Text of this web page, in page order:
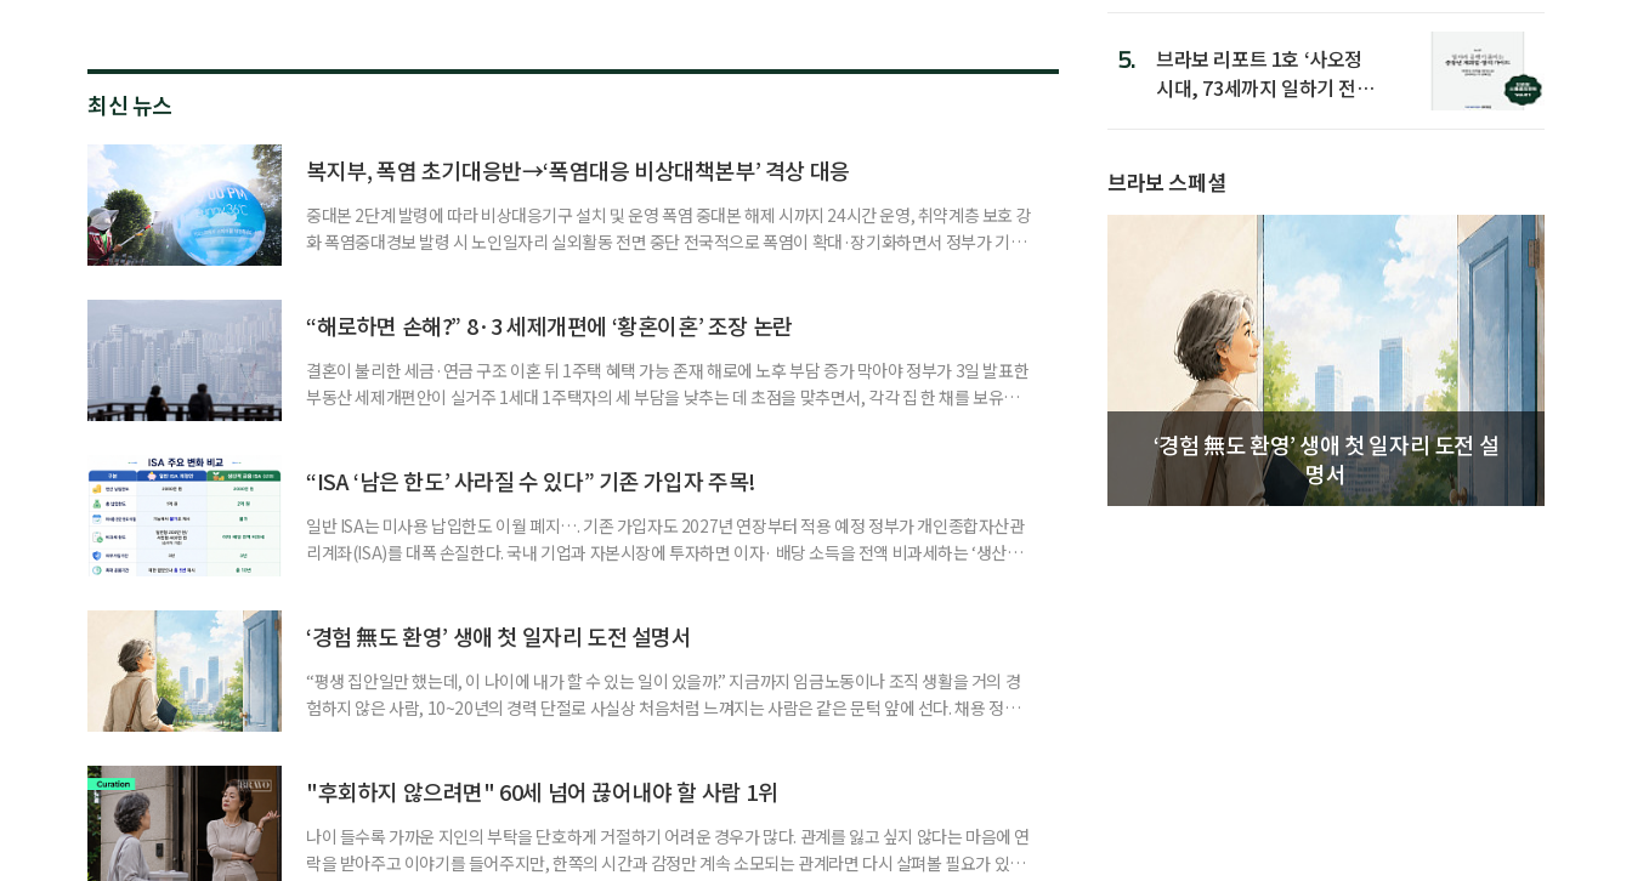
최신 뉴스
복지부, 폭염 초기대응반→‘폭염대응 비상대책본부’ 격상 대응
중대본 2단계 발령에 따라 비상대응기구 설치 및 운영 폭염 중대본 해제 시까지 24시간 운영, 취약계층 보호 강
화 폭염중대경보 발령 시 노인일자리 실외활동 전면 중단 전국적으로 폭염이 확대·장기화하면서 정부가 기존
책본부(중대본) 2단계(심각)가 발령된 이후에도 폭염이 전국적으로 확대되고 장기화한 데 따른 것이다. 기존에
“해로하면 손해?” 8·3 세제개편에 ‘황혼이혼’ 조장 논란
결혼이 불리한 세금·연금 구조 이혼 뒤 1주택 혜택 가능 존재 해로에 노후 부담 증가 막아야 정부가 3일 발표한
부동산 세제개편안이 실거주 1세대 1주택자의 세 부담을 낮추는 데 초점을 맞추면서, 각각 집 한 채를 보유한
부가 각자 집 한 채씩을 보유하면 한 세대가 두 채를 가진 것으로 보지만, 실제 이혼해 주거와 생계를 분
“ISA ‘남은 한도’ 사라질 수 있다” 기존 가입자 주목!
일반 ISA는 미사용 납입한도 이월 폐지…. 기존 가입자도 2027년 연장부터 적용 예정 정부가 개인종합자산관
리계좌(ISA)를 대폭 손질한다. 국내 기업과 자본시장에 투자하면 이자· 배당 소득을 전액 비과세하는 ‘생산적
기 때문이다. 지난 3일 발표된 세제개편안이 국회 통과 후 그대로 시행된다면 법 시행 전 본
‘경험 無도 환영’ 생애 첫 일자리 도전 설명서
“평생 집안일만 했는데, 이 나이에 내가 할 수 있는 일이 있을까.” 지금까지 임금노동이나 조직 생활을 거의 경
험하지 않은 사람, 10~20년의 경력 단절로 사실상 처음처럼 느껴지는 사람은 같은 문턱 앞에 선다. 채용 정보를
경험이 풍부한 고령자는 중요한 국가 자원이다. 박경하 한국노인인력개발원 선임연구위
"후회하지 않으려면" 60세 넘어 끊어내야 할 사람 1위
나이 들수록 가까운 지인의 부탁을 단호하게 거절하기 어려운 경우가 많다. 관계를 잃고 싶지 않다는 마음에 연
락을 받아주고 이야기를 들어주지만, 한쪽의 시간과 감정만 계속 소모되는 관계라면 다시 살펴볼 필요가 있다.
5.
브라보 리포트 1호 ‘사오정
시대, 73세까지 일하기 전략’
브라보 스페셜
‘경험 無도 환영’ 생애 첫 일자리 도전 설
명서